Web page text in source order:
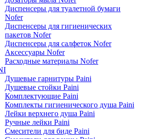
Диспенсеры для туалетной бумаги
Nofer
Диспенсеры для гигиенических
пакетов Nofer
Диспенсеры для салфеток Nofer
Аксессуары Nofer
Расходные материалы Nofer
Душевые гарнитуры Paini
Душевые стойки Paini
Комплектующие Paini
Комплекты гигиенического душа Paini
Лейки верхнего душа Paini
Ручные лейки Paini
Смесители для биде Paini